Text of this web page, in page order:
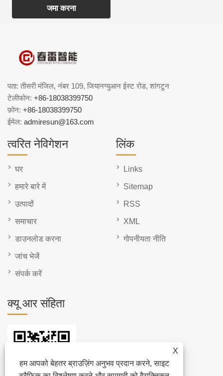
जमा करना
X
हम आपको बेहतर ब्राउज़िंग अनुभव प्रदान करने, साइट
पता: तीसरी मंजिल, नंबर 109, जियानग्युआन ईस्ट रोड, शांगटुन
टेलीफोन: +86-18038399750
फ़ोन: +86-18038399750
ईमेल: admiresun@163.com
त्वरित नेविगेशन
घर
हमारे बारे में
उत्पादों
समाचार
डाउनलोड करना
जांच भेजें
संपर्क करें
लिंक
Links
Sitemap
RSS
XML
गोपनीयता नीति
क्यू आर संहिता